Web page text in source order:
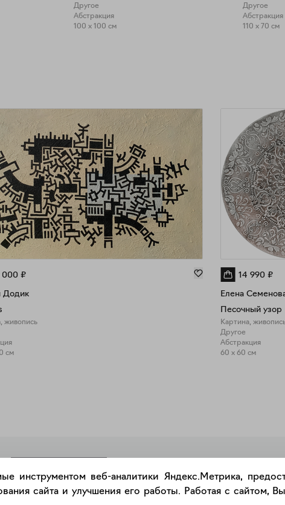
Другое
Абстракция
100 x 100 см
Другое
Абстракция
110 x 70 см
000 ₽
Додик
живопись
см
14 990 ₽
Елена
Песочный узор
Картина,
Другое
Абстракция
60 x 60 см
инструментом веб-аналитики Яндекс.Метрика,
сайта и улучшения его работы. Работая с сайтом,